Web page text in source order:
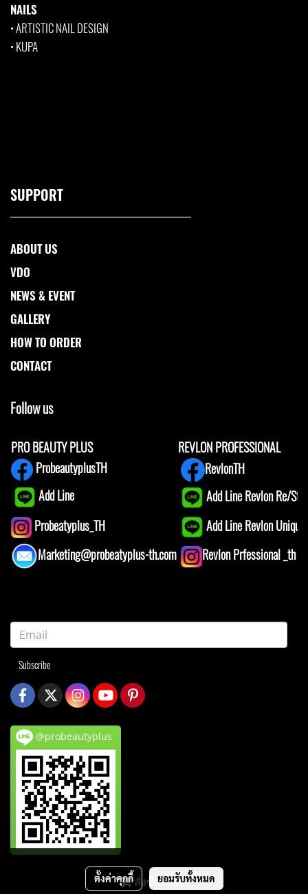
สั่งซื้อสินค้า
NAILS
•ARTISTIC NAIL DESIGN
• KUPA
SUPPORT
ABOUT US
VDO
NEWS & EVENT
GALLERY
HOW TO ORDER
CONTACT
Follow us
PRO BEAUTY PLUS
REVLON PROFESSIONAL
ProbeautyplusTH
RevlonTH
Add Line
Add Line Revlon Re/
Probeatyplus_TH
Add Line Revlon
Marketing@probeatyplus-th.com
Revlon Prfessional _th
Subscribe
@probeautyplus
© Copyright probeautyplusthailand.com 2021 All rights reserved.
ตั้งค่าคุกกี้ ยอมรับทั้งหมด